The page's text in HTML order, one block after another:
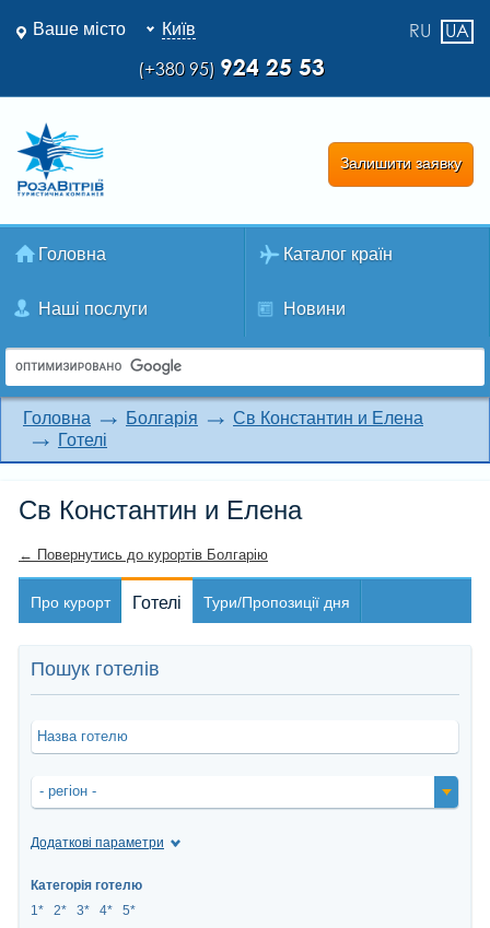
RU
UA
(+380 95) 924 25 53
Ваше місто Київ
Залишити заявку
Головна Каталог країн
Наші послуги Новини
Головна Болгарія
Св Константин и Елена
Готелі
Св Константин и Елена
← Повернутись до курортів Болгарію
Про курорт Готелі Тури/Пропозиції дня
Пошук готелів
- регіон -
Додаткові параметри
Категорія готелю
1*
2* 3* 4*
5*